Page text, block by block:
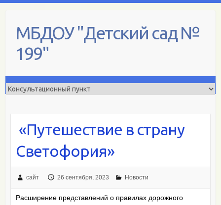
contentМБДОУ "Детский сад №
199"
«Путешествие в страну
Светофория»
сайт 26 сентября, 2023 Новости
Расширение представлений о правилах дорожного